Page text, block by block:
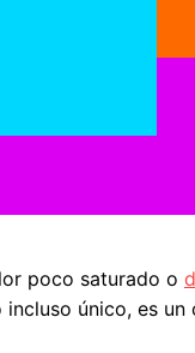
poco saturado o
único, es